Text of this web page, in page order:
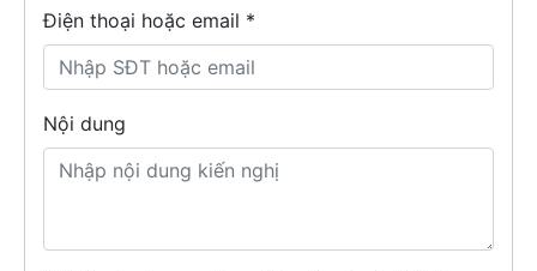
Điện thoại hoặc email *
Nội dung